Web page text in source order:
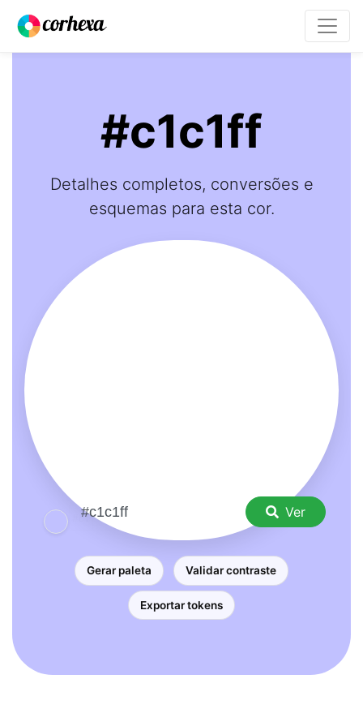
#c1c1ff
Detalhes completos, conversões e
esquemas para esta cor.
Ver
Gerar paleta Validar contraste
Exportar tokens